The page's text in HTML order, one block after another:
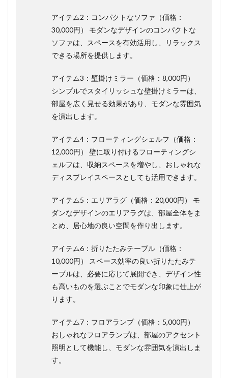
アイテム2：コンパクトなソファ（価格：
30,000円） モダンなデザインのコンパクトな
ソファは、スペースを有効活用し、リラックス
できる場所を提供します。
アイテム3：壁掛けミラー（価格：8,000円）
シンプルでスタイリッシュな壁掛けミラーは、
部屋を広く見せる効果があり、モダンな雰囲気
を演出します。
アイテム4：フローティングシェルフ（価格：
12,000円） 壁に取り付けるフローティングシ
ェルフは、収納スペースを増やし、おしゃれな
ディスプレイスペースとしても活用できます。
アイテム5：エリアラグ（価格：20,000円） モ
ダンなデザインのエリアラグは、部屋全体をま
とめ、居心地の良い空間を作り出します。
アイテム6：折りたたみテーブル（価格：
10,000円） スペース効率の良い折りたたみテ
ーブルは、必要に応じて展開でき、デザイン性
も高いものを選ぶことでモダンな印象に仕上が
ります。
アイテム7：フロアランプ（価格：5,000円）
おしゃれなフロアランプは、部屋のアクセント
照明として機能し、モダンな雰囲気を演出しま
す。